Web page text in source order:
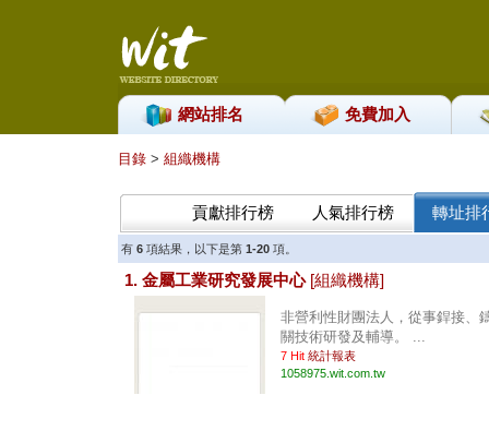
網站排名 免費加入
目錄 > 組織機構
貢獻排行榜 人氣排行榜 轉址排
有 6 項結果，以下是第 1-20項。
1. 金屬工業研究發展中心 [組織機構]
非營利性財團法人，從事銲接、
關技術研發及輔導。 ...
7 Hit 統計報表
1058975.wit.com.tw